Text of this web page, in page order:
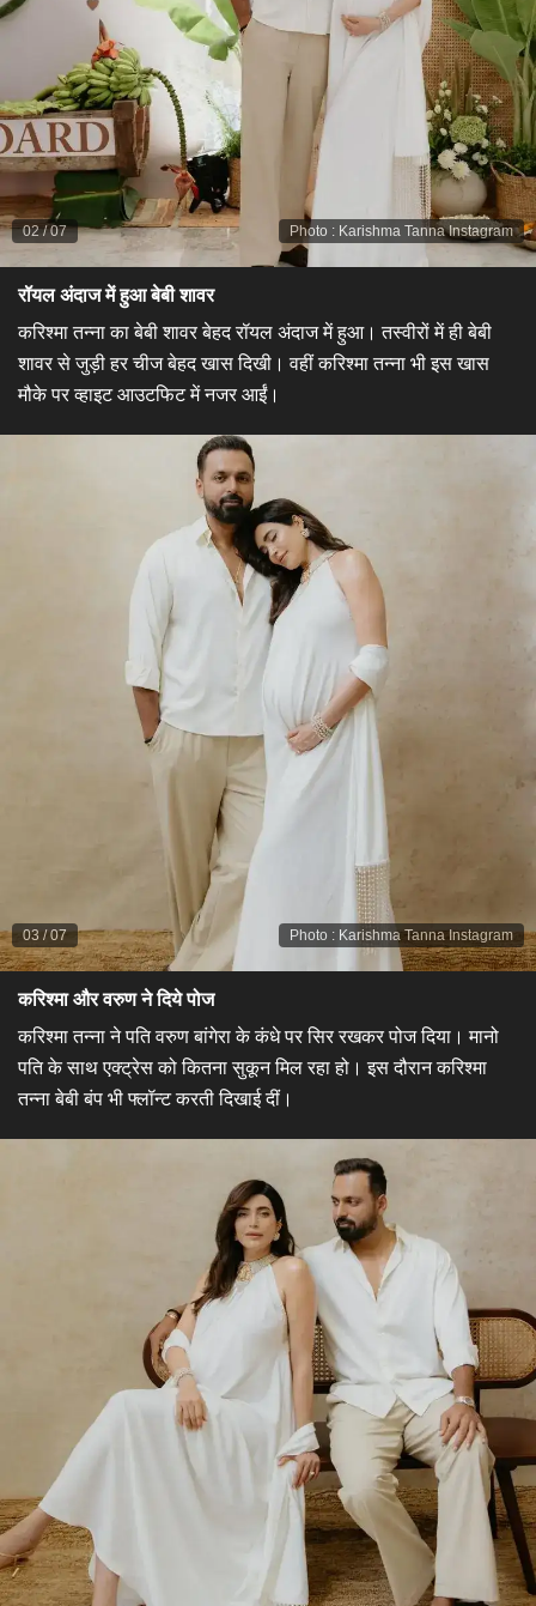
Photo : Karishma Tanna Instagram
02/07
रॉयल अंदाज में हुआ बेबी शावर
करिश्मा तन्ना का बेबी शावर बेहद रॉयल अंदाज में हुआ। तस्वीरों में ही बेबी
शावर से जुड़ी हर चीज बेहद खास दिखी। वहीं करिश्मा तन्ना भी इस खास
मौके पर व्हाइट आउटफिट में नजर आईं।
Photo : Karishma Tanna Instagram
03 /07
करिश्मा और वरुण ने दिये पोज
करिश्मा तन्ना ने पति वरुण बांगेरा के कंधे पर सिर रखकर पोज दिया। मानो
पति के साथ एक्ट्रेस को कितना सुकून मिल रहा हो। इस दौरान करिश्मा
तन्ना बेबी बंप भी फ्लॉन्ट करती दिखाई दीं।